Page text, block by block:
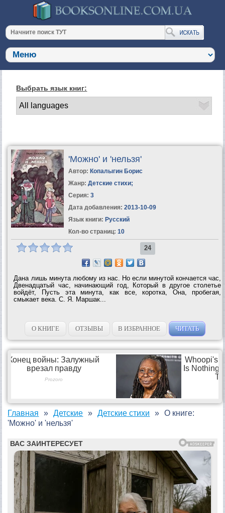
Выбрать язык книг:
'Можно' и 'нельзя'
Автор: Копалыгин Борис
Жанр: Детские стихи;
Серия: 3
Дата добавления: 2013-10-09
Язык книги: Русский
Кол-во страниц: 10
24
Дана лишь минута любому из нас. Но если минутой кончается час,
Двенадцатый час, начинающий год, Который в другое столетье
войдёт, Пусть эта минута, как все, коротка, Она, пробегая,
смыкает века. С. Я. Маршак...
О КНИГЕ ОТЗЫВЫ В ИЗБРАННОЕ ЧИТАТЬ
Главная Детские Детские стихи
О книге:
'Можно' и 'нельзя'